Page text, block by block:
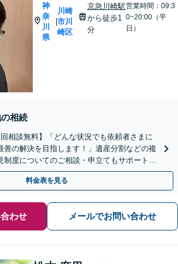
神
奈
川
県
|
川崎
市川
崎区
京急川崎駅
から徒歩1
分
営業時間：09:3
0~20:00（平
日）
相続
回相談無料】「どんな状況でも依頼者さまに
善の解決を目指します！」遺産分割などの複
度についてのご相談・申立てもサポート。
はお話をお聞かせください
料金表を見る
わせ メールでお問い合わせ